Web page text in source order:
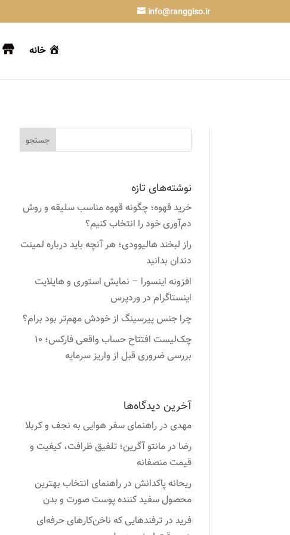
info@ranggiso.ir
خانه
نوشته‌های تازه
خرید قهوه؛ چگونه قهوه مناسب سلیقه و روش
دم‌آوری خود را انتخاب کنیم؟
راز لبخند هالیوودی؛ هر آنچه باید درباره لمینت
دندان بدانید
افزونه اینسورا – نمایش استوری و هایلایت
اینستاگرام در وردپرس
چرا جنس پیرسینگ از خودش مهم‌تر بود برام؟
چک‌لیست افتتاح حساب واقعی فارکس؛ ۱۰
بررسی ضروری قبل از واریز سرمایه
آخرین دیدگاه‌ها
مهدی درراهنمای سفر هوایی به نجف و کربلا
رضا درمانتو آگرین؛ تلفیق ظرافت، کیفیت و
قیمت منصفانه
ریحانه پاکدانش درراهنمای انتخاب بهترین
محصول سفید کننده پوست صورت و بدن
فرید درترفندهایی که ناخن‌کارهای حرفه‌ای